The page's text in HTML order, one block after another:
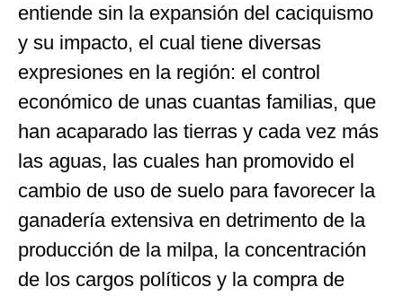
entiende sin la expansión del caciquismo
y su impacto, el cual tiene diversas
expresiones en la región: el control
económico de unas cuantas familias, que
han acaparado las tierras y cada vez más
las aguas, las cuales han promovido el
cambio de uso de suelo para favorecer la
ganadería extensiva en detrimento de la
producción de la milpa, la concentración
de los cargos políticos y la compra de